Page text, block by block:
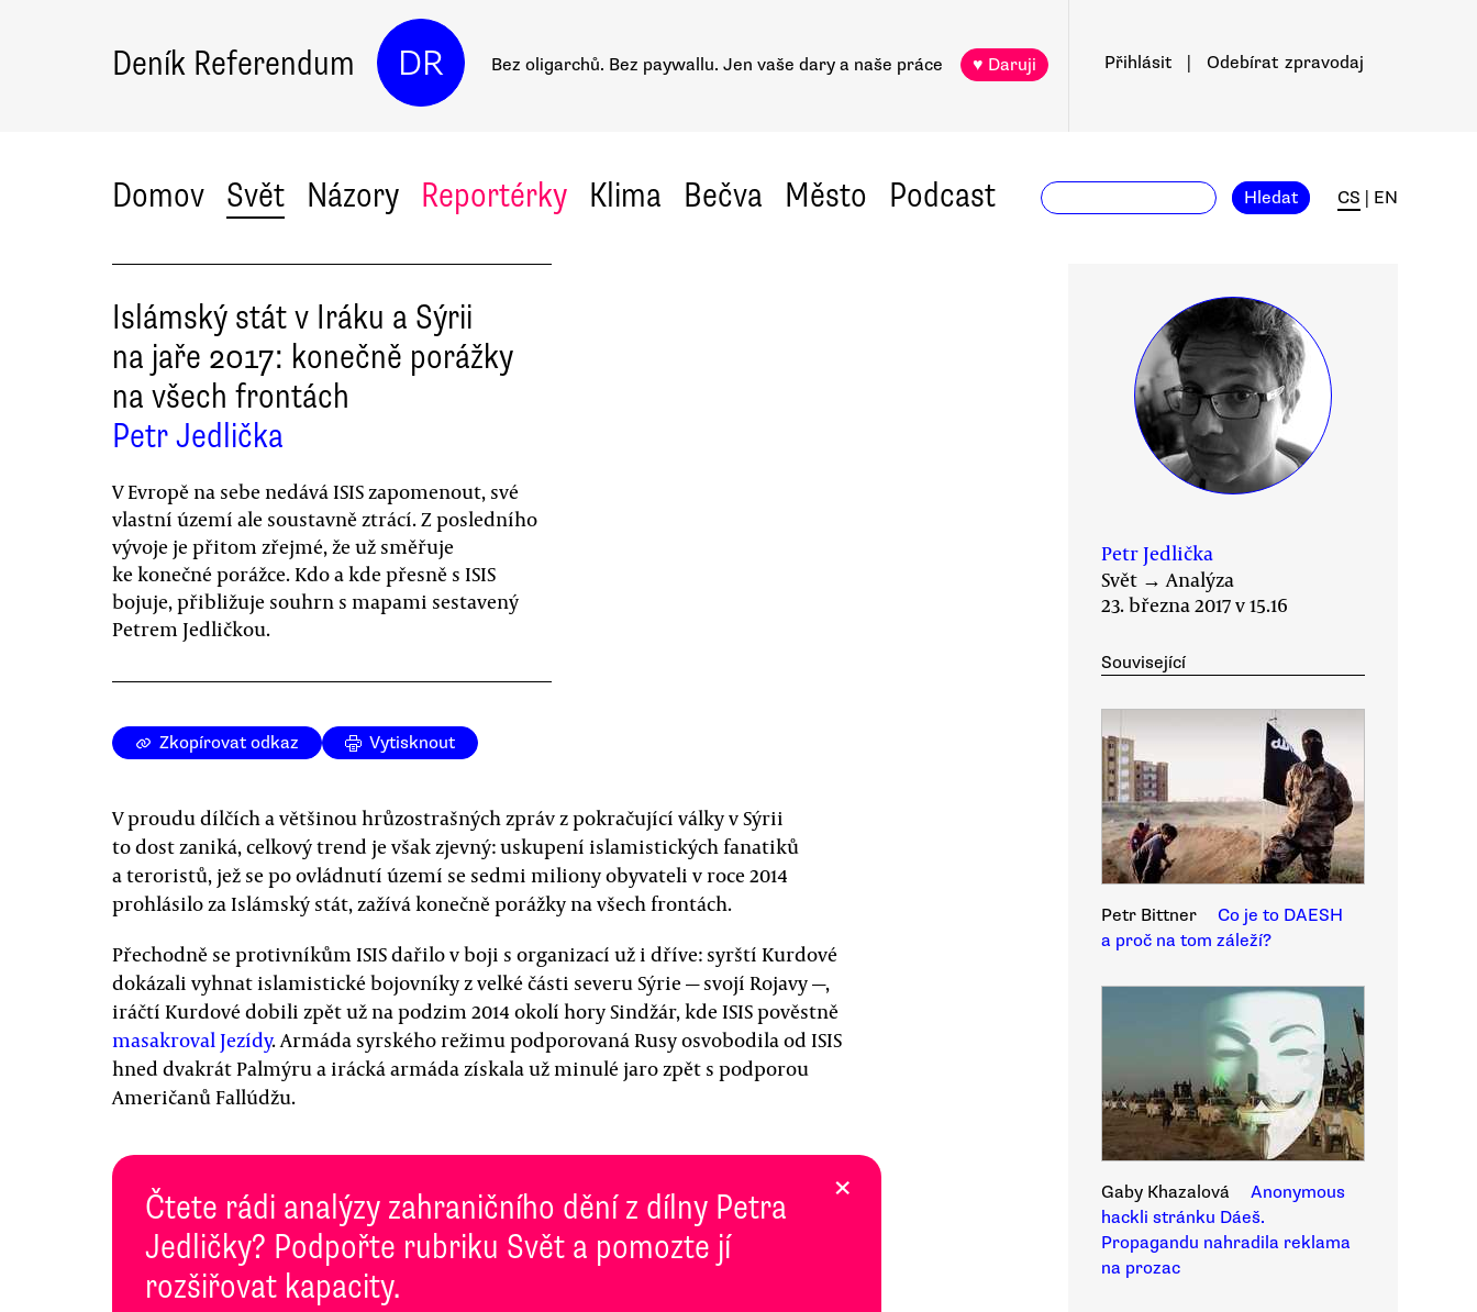
Deník Referendum DR Bez oligarchů. Bez paywallu. Jen vaše dary a naše práce ♥ Daruji Přihlásit Odebírat zpravodaj
Domov Svět Názory Reportérky Klima Bečva Město Podcast Hledat CS EN
Islámský stát v Iráku a Sýrii
na jaře 2017: konečně porážky
na všech frontách
Petr Jedlička
V Evropě na sebe nedává ISIS zapomenout, své
vlastní území ale soustavně ztrácí. Z posledního
vývoje je přitom zřejmé, že už směřuje
ke konečné porážce. Kdo a kde přesně s ISIS
bojuje, přibližuje souhrn s mapami sestavený
Petrem Jedličkou.
Zkopírovat odkaz Vytisknout
V proudu dílčích a většinou hrůzostrašných zpráv z pokračující války v Sýrii
to dost zaniká, celkový trend je však zjevný: uskupení islamistických fanatiků
a teroristů, jež se po ovládnutí území se sedmi miliony obyvateli v roce 2014
prohlásilo za Islámský stát, zažívá konečně porážky na všech frontách.
Přechodně se protivníkům ISIS dařilo v boji s organizací už i dříve: syrští Kurdové
dokázali vyhnat islamistické bojovníky z velké části severu Sýrie — svojí Rojavy —,
iráčtí Kurdové dobili zpět už na podzim 2014 okolí hory Sindžár, kde ISIS pověstně
masakroval Jezídy. Armáda syrského režimu podporovaná Rusy osvobodila od ISIS
hned dvakrát Palmýru a irácká armáda získala už minulé jaro zpět s podporou
Američanů Fallúdžu.
Čtete rádi analýzy zahraničního dění z dílny Petra
Jedličky? Podpořte rubriku Svět a pomozte jí
rozšiřovat kapacity.
×
Petr Jedlička
Svět →Analýza
23. března 2017 v 15.16
Související
Petr Bittner
Co je to DAESH
a proč na tom záleží?
Gaby Khazalová
Anonymous
hackli stránku Dáeš.
Propagandu nahradila reklama
na prozac